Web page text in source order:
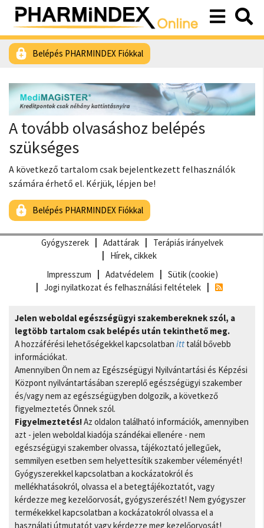
Belépés PHARMINDEX Fiókkal
A tovább olvasáshoz belépés
szükséges
A következő tartalom csak bejelentkezett felhasználók
számára érhető el. Kérjük, lépjen be!
Belépés PHARMINDEX Fiókkal
Gyógyszerek Adattárak
Terápiás irányelvek
Hírek, cikkek
Impresszum
Adatvédelem
Sütik (cookie)
Jogi nyilatkozat és felhasználási feltételek
Jelen weboldal egészségügyi szakembereknek szól, a
legtöbb tartalom csak belépés után tekinthető meg.
A hozzáférési lehetőségekkel kapcsolatban itt talál bővebb
információkat.
Amennyiben Ön nem az Egészségügyi Nyilvántartási és Képzési
Központ nyilvántartásában szereplő egészségügyi szakember
és/vagy nem az egészségügyben dolgozik, a következő
figyelmeztetés Önnek szól.
Figyelmeztetés!Az oldalon található információk, amennyiben
azt - jelen weboldal kiadója szándékai ellenére - nem
egészségügyi szakember olvassa, tájékoztató jellegűek,
semmilyen esetben sem helyettesítik szakember véleményét!
Gyógyszerekkel kapcsolatban a kockázatokról és
mellékhatásokról, olvassa el a betegtájékoztatót, vagy
kérdezze meg kezelőorvosát, gyógyszerészét! Nem gyógyszer
termékekkel kapcsolatban a kockázatokról olvassa el a
használati útmutatót vagy kérdezze meg kezelőorvosát!